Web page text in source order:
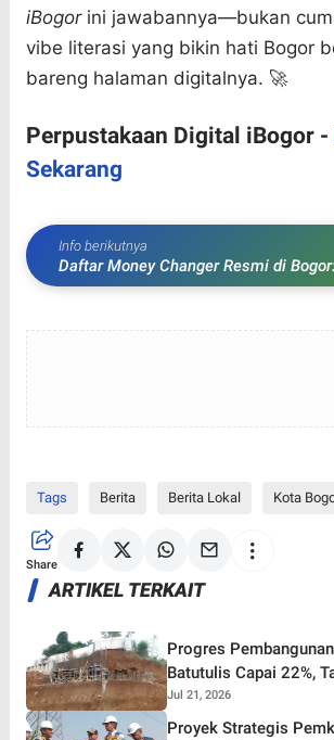
iBogorini jawabannya—bukan
vibe literasi yang bikin hati Bogor
bareng halaman digitalnya. 🚀
Perpustakaan Digital iBogor -
Sekarang
Info berikutnya
Daftar Money Changer Resmi di
Jam Buka & Kurs Terbaru
Tags Berita Berita Lokal Kota
Share
ARTIKEL TERKAIT
Progres
Batutulis Capai 22%,
Oktober 2026!
Jul 21, 2026
Proyek Strategis